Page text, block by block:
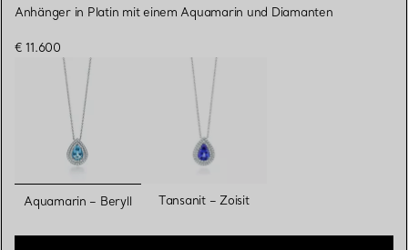
Anhänger in Platin mit einem Aquamarin und Diamanten
€ 11.600
ausgewählt
Aquamarin – Beryll Tansanit – Zoisit